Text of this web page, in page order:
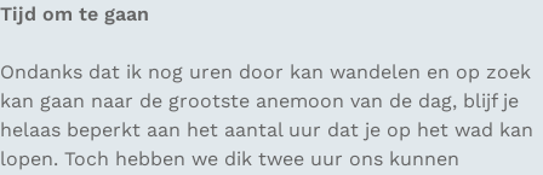
Tijd om te gaan
Ondanks dat ik nog uren door kan wandelen en op zoek
kan gaan naar de grootste anemoon van de dag, blijf je
helaas beperkt aan het aantal uur dat je op het wad kan
lopen. Toch hebben we dik twee uur ons kunnen